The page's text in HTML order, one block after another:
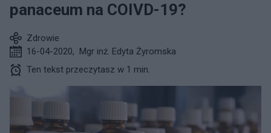
panaceum na COIVD-19?
Zdrowie
16-04-2020, Mgr inż. Edyta Żyromska
Ten tekst przeczytasz w 1 min.